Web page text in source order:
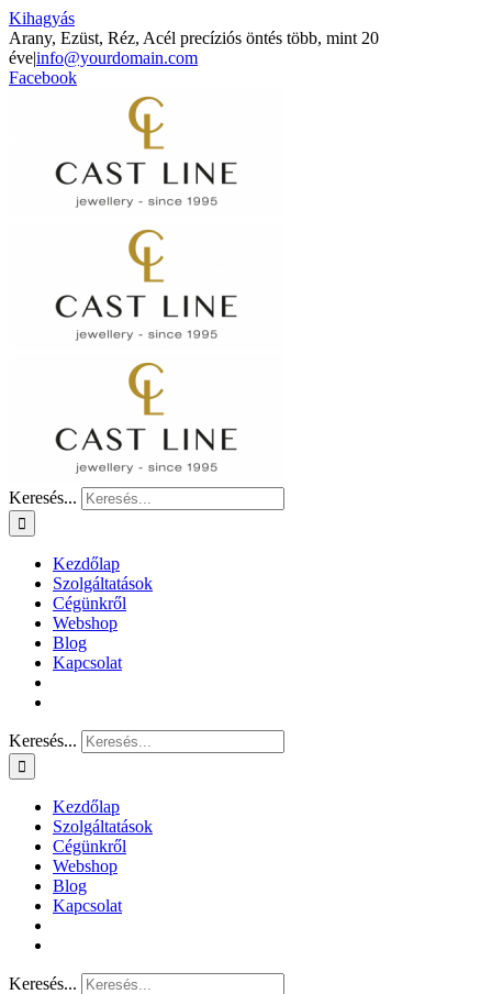
Kihagyás
Arany, Ezüst, Réz, Acél precíziós öntés több, mint 20
éve|info@yourdomain.com
Facebook
Keresés...
Kezdőlap
Szolgáltatások
Cégünkről
Webshop
Blog
Kapcsolat
Keresés...
Kezdőlap
Szolgáltatások
Cégünkről
Webshop
Blog
Kapcsolat
Keresés...